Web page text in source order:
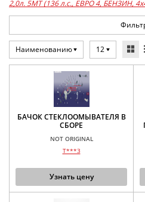
2,0л. 5MT (136 л.с., ЕВРО 4, БЕНЗИН,
Наименованию 12
БАЧОК СТЕКЛООМЫВАТЕЛЯ В
СБОРЕ
NOT ORIGINAL
T***3
Узнать цену